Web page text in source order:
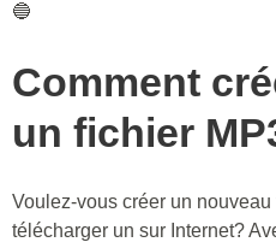
🔵
Comment
un fichier
Voulez-vous créer un
télécharger un sur Internet?